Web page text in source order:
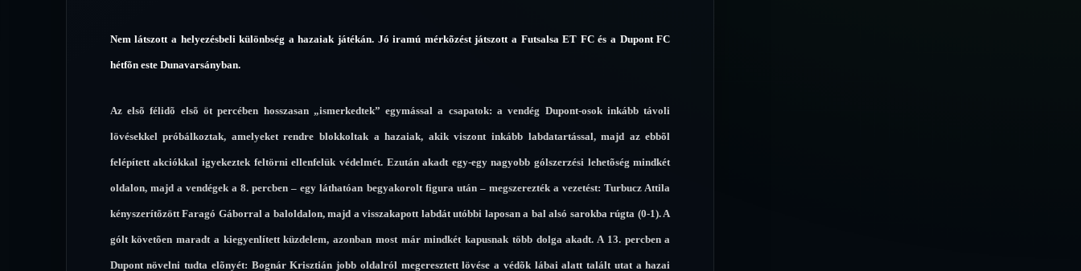
Nem látszott a helyezésbeli különbség a hazaiak játékán. Jó iramú mérkõzést játszott a Futsalsa ET FC és a Dupont FC
hétfõn este Dunavarsányban.
Az elsõ félidõ elsõ öt percében hosszasan „ismerkedtek” egymással a csapatok: a vendég Dupont-osok inkább távoli
lövésekkel próbálkoztak, amelyeket rendre blokkoltak a hazaiak, akik viszont inkább labdatartással, majd az ebbõl
felépített akciókkal igyekeztek feltörni ellenfelük védelmét. Ezután akadt egy-egy nagyobb gólszerzési lehetõség mindkét
oldalon, majd a vendégek a 8. percben – egy láthatóan begyakorolt figura után – megszerezték a vezetést: Turbucz Attila
kényszerítõzött Faragó Gáborral a baloldalon, majd a visszakapott labdát utóbbi laposan a bal alsó sarokba rúgta (0-1). A
gólt követõen maradt a kiegyenlített küzdelem, azonban most már mindkét kapusnak több dolga akadt. A 13. percben a
Dupont növelni tudta elõnyét: Bognár Krisztián jobb oldalról megeresztett lövése a védõk lábai alatt talált utat a hazai